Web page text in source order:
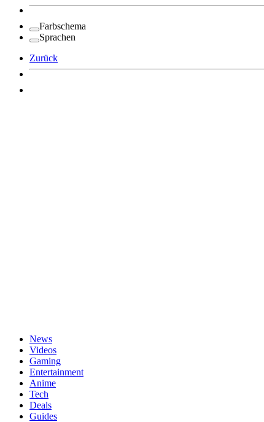
Farbschema
Sprachen
Zurück
News
Videos
Gaming
Entertainment
Anime
Tech
Deals
Guides